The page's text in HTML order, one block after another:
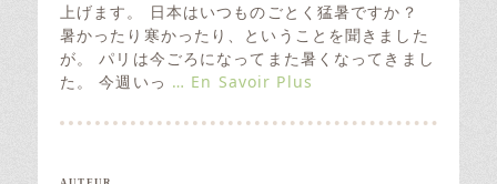
e
d
o
n
上げます。 日本はいつものごとく猛暑ですか？
暑かったり寒かったり、ということを聞きました
が。 パリは今ごろになってまた暑くなってきまし
た。 今週いっ … En Savoir Plus